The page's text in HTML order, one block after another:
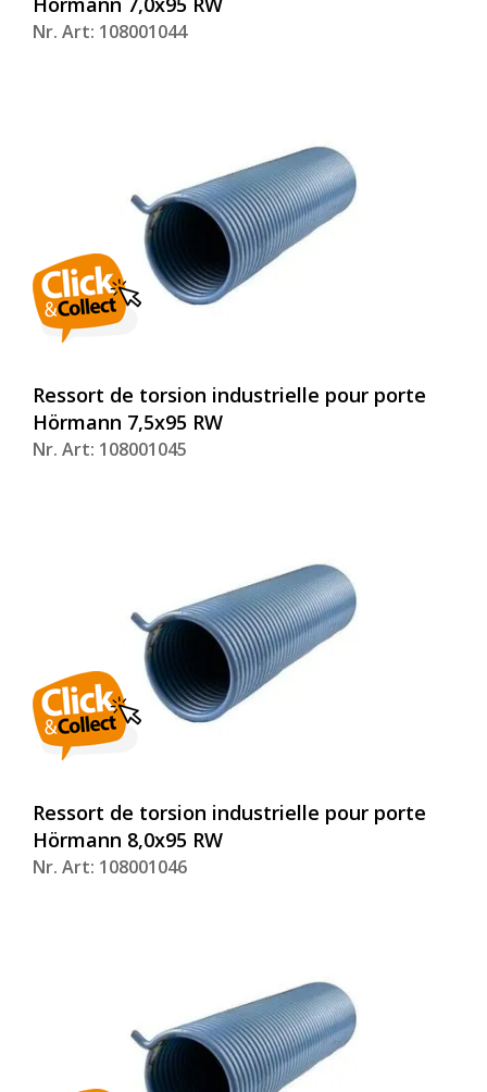
Nr. Art: 108001044
Ressort de torsion industrielle pour porte
Hörmann 7,5x95 RW
Nr. Art: 108001045
Ressort de torsion industrielle pour porte
Hörmann 8,0x95 RW
Nr. Art: 108001046